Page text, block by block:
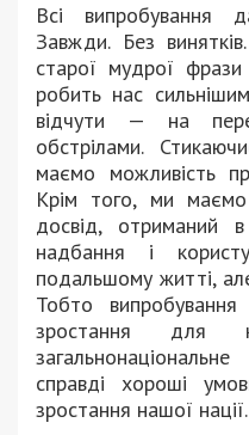
Всі випробування
Завжди. Без
старої мудрої
робить нас
відчути — на
обстрілами.
маємо можливість
Крім того, ми маємо
досвід, отриманий
надбання і
подальшому житті,
Тобто
зростання
справді хороші
зростання нашої нації.